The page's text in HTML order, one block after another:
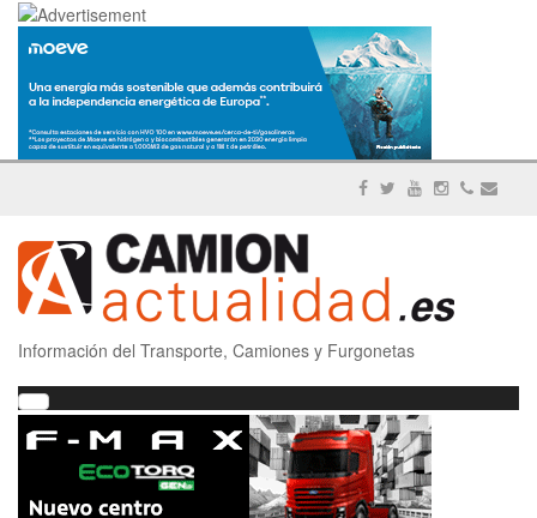
Información del Transporte, Camiones y Furgonetas